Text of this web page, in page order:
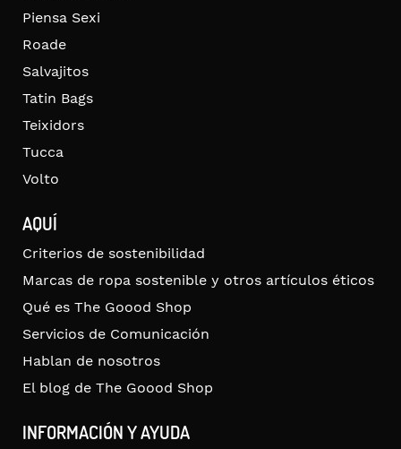
Piensa Sexi
Roade
Salvajitos
Tatin Bags
Teixidors
Tucca
Volto
AQUÍ
Criterios de sostenibilidad
Marcas de ropa sostenible y otros artículos éticos
Qué es The Goood Shop
Servicios de Comunicación
Hablan de nosotros
El blog de The Goood Shop
INFORMACIÓN Y AYUDA